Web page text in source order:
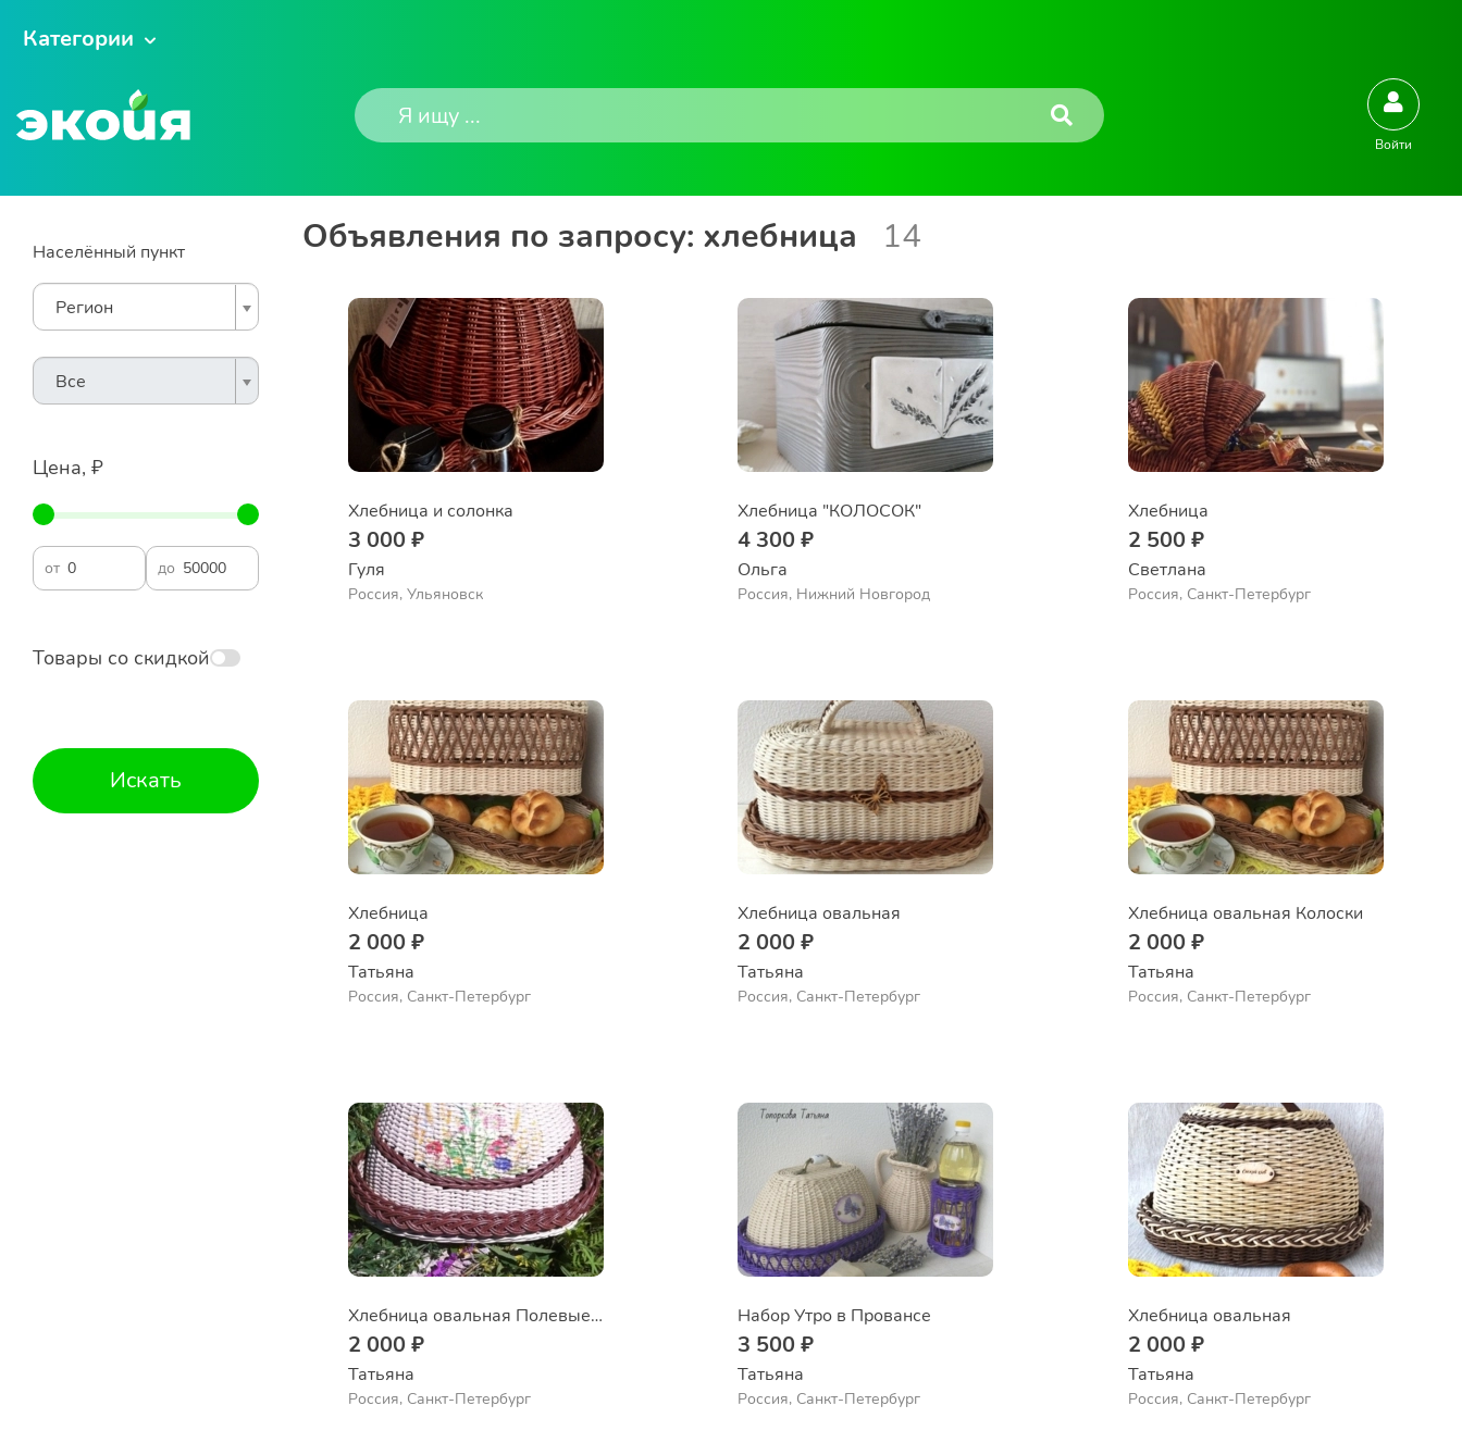
Категории
Войти
Населённый пункт
Регион
Все
Цена, ₽
от до
Товары со скидкой
Искать
Объявления по запросу: хлебница 14
Хлебница и солонка
3 000 ₽
Гуля
Россия, Ульяновск
Хлебница "КОЛОСОК"
4 300 ₽
Ольга
Россия, Нижний Новгород
Хлебница
2 500 ₽
Светлана
Россия, Санкт-Петербург
Хлебница
2 000 ₽
Татьяна
Россия, Санкт-Петербург
Хлебница овальная
2 000 ₽
Татьяна
Россия, Санкт-Петербург
Хлебница овальная Колоски
2 000 ₽
Татьяна
Россия, Санкт-Петербург
Хлебница овальная Полевые цветы
2 000 ₽
Татьяна
Россия, Санкт-Петербург
Набор Утро в Провансе
3 500 ₽
Татьяна
Россия, Санкт-Петербург
Хлебница овальная
2 000 ₽
Татьяна
Россия, Санкт-Петербург